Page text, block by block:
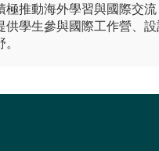
極推動海外學習與國際交
供學生參與國際工作營、